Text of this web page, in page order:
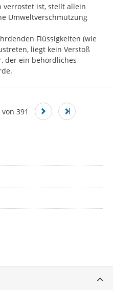
verrostet ist, stellt allein
Umweltverschmutzung
Flüssigkeiten (wie
liegt kein Verstoß
der ein behördliches
391